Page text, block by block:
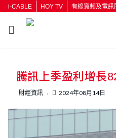
i-CABLE HOY TV 有線寬頻及電訊
騰訊上季盈利增長
財經資訊 2024年08月14日